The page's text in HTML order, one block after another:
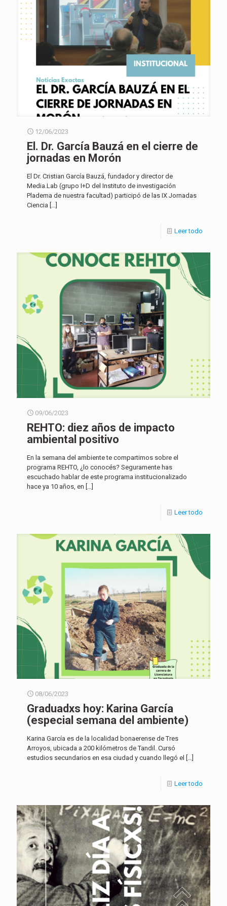
12/06/2023
El. Dr. García Bauzá en el cierre de
jornadas en Morón
El Dr. Cristian García Bauzá, fundador y director de
Media.Lab (grupo I+D del Instituto de investigación
Pladema de nuestra facultad) participó de las IX Jornadas
Ciencia […]
Leer todo
09/06/2023
REHTO: diez años de impacto
ambiental positivo
En la semana del ambiente te compartimos sobre el
programa REHTO, ¿lo conocés? Seguramente has
escuchado hablar de este programa institucionalizado
hace ya 10 años, en […]
Leer todo
08/06/2023
Graduadxs hoy: Karina García
(especial semana del ambiente)
Karina García es de la localidad bonaerense de Tres
Arroyos, ubicada a 200 kilómetros de Tandil. Cursó
estudios secundarios en esa ciudad y cuando llegó el
[…]
Leer todo